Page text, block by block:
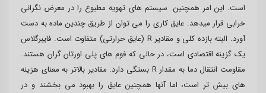
است. این امر همچنین سیستم های تهویه مطبوع را در معرض نگرانی
خرابی قرار میدهد. عایق کاری را می توان از طریق چندین ماده به دست
آورد. البته بازده کلی و مقادیر R (عایق حرارتی) متفاوت است. فایبرگلاس
یک گزینه اقتصادی است، در حالی که فوم های پلی اورتان گران هستند.
مقاومت انتقال دما به مقدار R بستگی دارد. مقادیر بالاتر به معنای هزینه
های بیش تر است، اما آنها همچنین عایق را بهبود می بخشند و در